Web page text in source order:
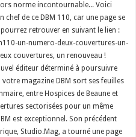
norme incontournable... Voici
de ce DBM 110, car une page se
retrouver en suivant le lien :
un-numero-deux-couvertures-un-
couvertures, un renouveau !
éditeur déterminé à poursuivre
magazine DBM sort ses feuilles
entre Hospices de Beaune et
sectorisées pour un même
est exceptionnel. Son précédent
Studio.Mag, a tourné une page